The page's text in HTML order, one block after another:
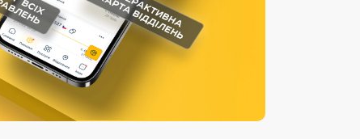
Страхові послуги
Каталог «Укрпошта Маркет»